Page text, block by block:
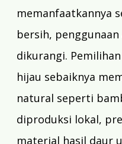
memanfaatkannya
bersih,
dikurangi.
hijau sebaiknya
natural seperti
diproduksi lokal,
material hasil daur